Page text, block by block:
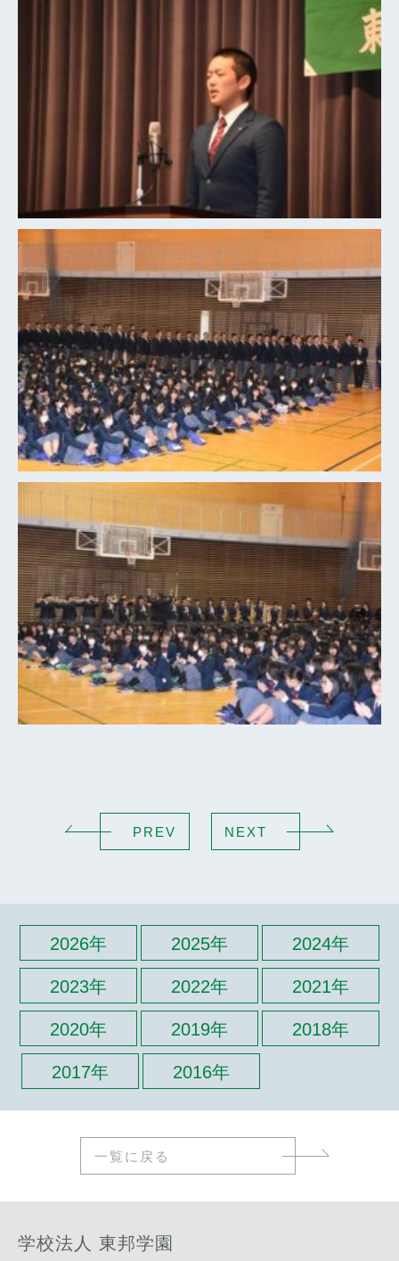
PREV NEXT
2026年 2025年 2024年
2023年 2022年 2021年
2020年 2019年 2018年
2017年 2016年
一覧に戻る
学校法人 東邦学園